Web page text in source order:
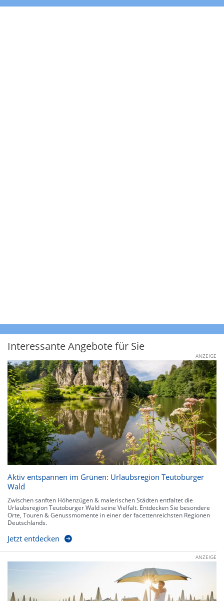
Interessante Angebote für Sie
ANZEIGE
Aktiv entspannen im Grünen: Urlaubsregion Teutoburger
Wald
Zwischen sanften Höhenzügen & malerischen Städten entfaltet die
Urlaubsregion Teutoburger Wald seine Vielfalt. Entdecken Sie besondere
Orte, Touren & Genussmomente in einer der facettenreichsten Regionen
Deutschlands.
Jetzt entdecken
ANZEIGE